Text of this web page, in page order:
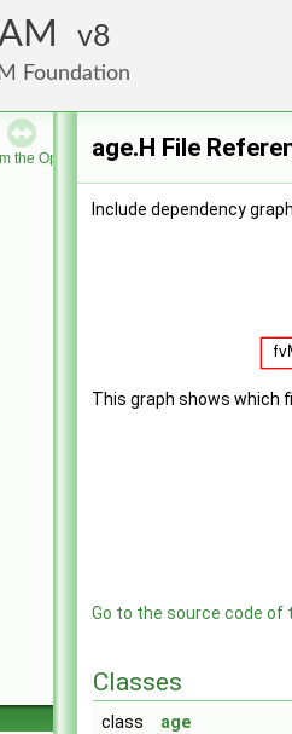
8
Foundation
the OpenFOAM Foundation
age.H File
Include dependency
This graph shows which
Go to the source code of
Classes
class
age